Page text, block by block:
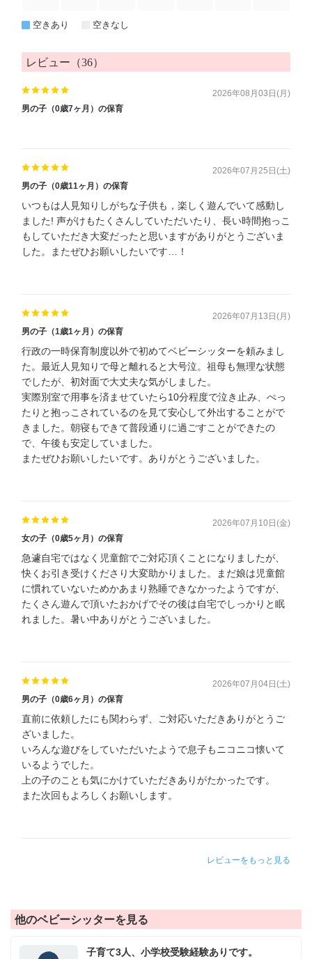
空きあり 空きなし
レビュー（36）
2026年08月03日(月)
男の子（0歳7ヶ月）の保育
2026年07月25日(土)
男の子（0歳11ヶ月）の保育
いつもは人見知りしがちな子供も，楽しく遊んでいて感動し
ました! 声がけもたくさんしていただいたり、長い時間抱っこ
もしていただき大変だったと思いますがありがとうございま
した。またぜひお願いしたいです…！
2026年07月13日(月)
男の子（1歳1ヶ月）の保育
行政の一時保育制度以外で初めてベビーシッターを頼みまし
た。最近人見知りで母と離れると大号泣。祖母も無理な状態
でしたが、初対面で大丈夫な気がしました。
実際別室で用事を済ませていたら10分程度で泣き止み、ぺっ
たりと抱っこされているのを見て安心して外出することがで
きました。朝寝もできて普段通りに過ごすことができたの
で、午後も安定していました。
またぜひお願いしたいです。ありがとうございました。
2026年07月10日(金)
女の子（0歳5ヶ月）の保育
急遽自宅ではなく児童館でご対応頂くことになりましたが、
快くお引き受けくださり大変助かりました。まだ娘は児童館
に慣れていないためかあまり熟睡できなかったようですが、
たくさん遊んで頂いたおかげでその後は自宅でしっかりと眠
れました。暑い中ありがとうございました。
2026年07月04日(土)
男の子（0歳6ヶ月）の保育
直前に依頼したにも関わらず、ご対応いただきありがとうご
ざいました。
いろんな遊びをしていただいたようで息子もニコニコ懐いて
いるようでした。
上の子のことも気にかけていただきありがたかったです。
また次回もよろしくお願いします。
レビューをもっと見る
他のベビーシッターを見る
子育て3人、小学校受験経験ありです。